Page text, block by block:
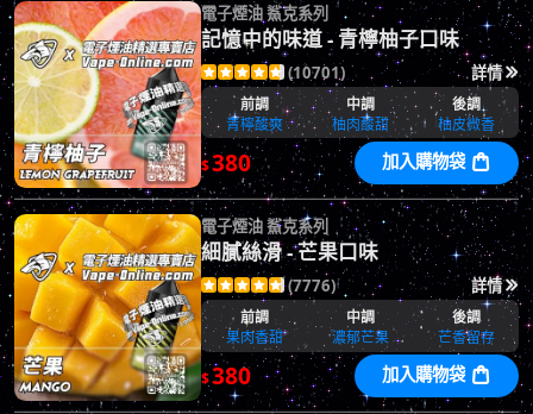
電子煙油 鯊克系列
記憶中的味道 - 青檸柚子口味
     (10701) 詳情 
前調 中調
後調
青檸酸爽
柚肉酸甜 柚皮微香
$380 加入購物袋 
電子煙油 鯊克系列
細膩絲滑 - 芒果口味
     (7776) 詳情 
前調 中調
後調
果肉香甜
濃郁芒果 芒香留存
$380 加入購物袋 